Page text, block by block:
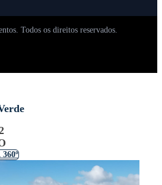
Todos os direitos reservados.